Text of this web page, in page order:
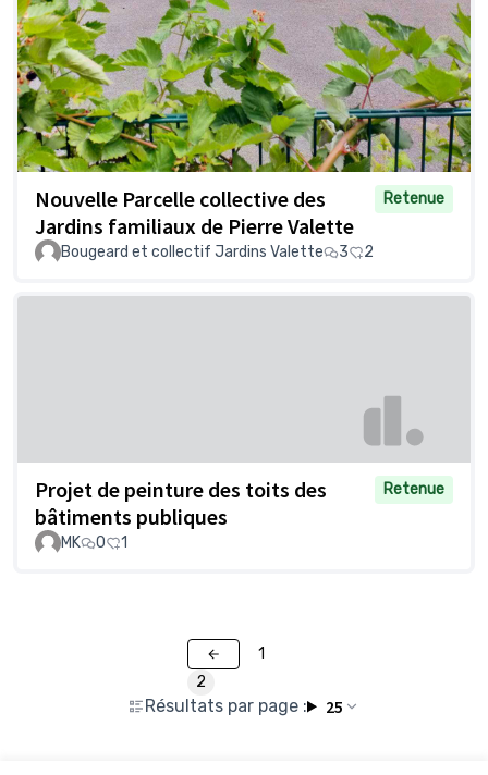
Nouvelle Parcelle collective des
Jardins familiaux de Pierre Valette
Retenue
Bougeard et collectif Jardins Valette 3 2
Projet de peinture des toits des
bâtiments publiques
Retenue
MK 0 1
Résultats par page : 25
1
2